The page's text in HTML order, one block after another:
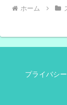
ホーム
プライバシ